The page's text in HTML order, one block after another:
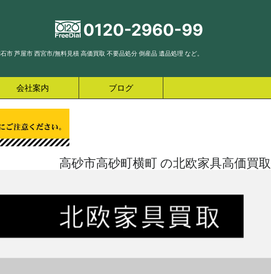
0120-2960-99
市 芦屋市 西宮市/無料見積 高価買取 不要品処分 倒産品 遺品処理 など。
会社案内 ブログ
高砂市高砂町横町 の北欧家具高価買取